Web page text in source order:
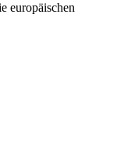
europäischen